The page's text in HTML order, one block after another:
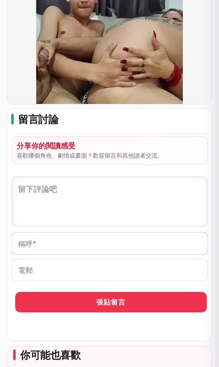
留言討論
分享你的閱讀感受
喜歡哪個角色、劇情或畫面？歡迎留言和其他讀者交流。
稱
*
郵
你可能也喜歡